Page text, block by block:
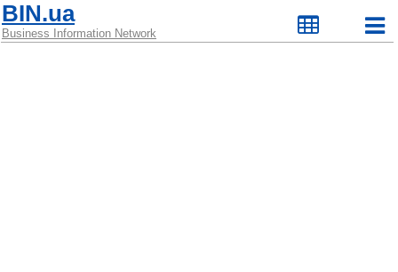
BIN.ua
Business Information Network